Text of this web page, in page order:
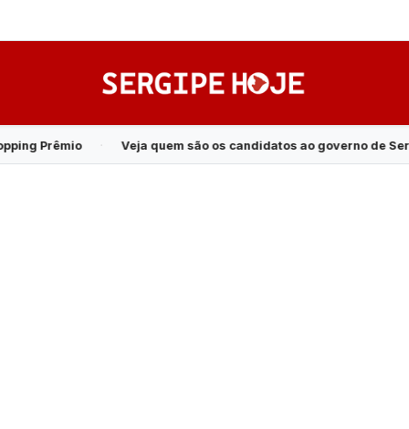
quem são os candidatos ao governo de Sergipe em 2026 ·